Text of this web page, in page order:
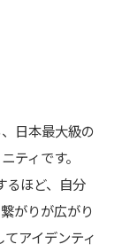
日本最大級の
ティです。
るほど、自分
がりが広がり
アイデンティ